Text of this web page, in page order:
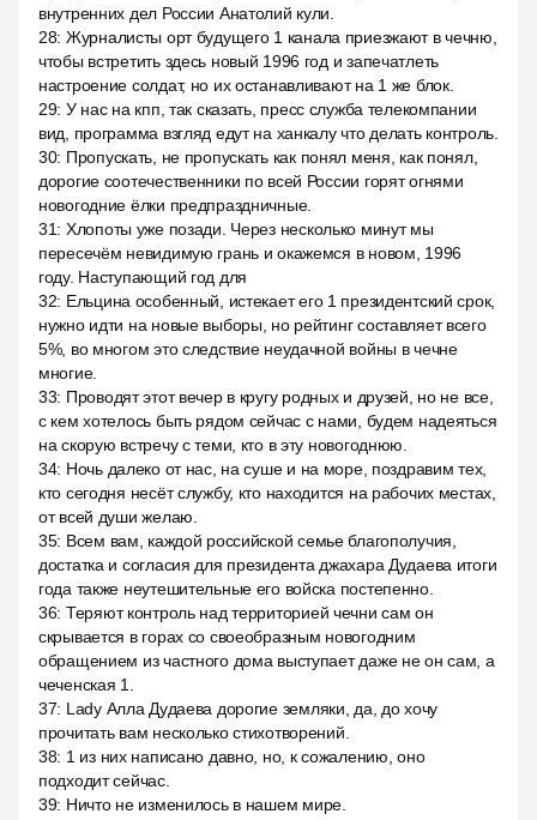
внутренних дел России Анатолий кули.
28: Журналисты орт будущего 1 канала приезжают в чечню,
чтобы встретить здесь новый 1996 год и запечатлеть
настроение солдат, но их останавливают на 1 же блок.
29: У нас на кпп, так сказать, пресс служба телекомпании
вид, программа взгляд едут на ханкалу что делать контроль.
30: Пропускать, не пропускать как понял меня, как понял,
дорогие соотечественники по всей России горят огнями
новогодние ёлки предпраздничные.
31: Хлопоты уже позади. Через несколько минут мы
пересечём невидимую грань и окажемся в новом, 1996
году. Наступающий год для
32: Ельцина особенный, истекает его 1 президентский срок,
нужно идти на новые выборы, но рейтинг составляет всего
5%, во многом это следствие неудачной войны в чечне
многие.
33: Проводят этот вечер в кругу родных и друзей, но не все,
с кем хотелось быть рядом сейчас с нами, будем надеяться
на скорую встречу с теми, кто в эту новогоднюю.
34: Ночь далеко от нас, на суше и на море, поздравим тех,
кто сегодня несёт службу, кто находится на рабочих местах,
от всей души желаю.
35: Всем вам, каждой российской семье благополучия,
достатка и согласия для президента джахара Дудаева итоги
года также неутешительные его войска постепенно.
36: Теряют контроль над территорией чечни сам он
скрывается в горах со своеобразным новогодним
обращением из частного дома выступает даже не он сам, а
чеченская 1.
37: Lady Алла Дудаева дорогие земляки, да, до хочу
прочитать вам несколько стихотворений.
38: 1 из них написано давно, но, к сожалению, оно
подходит сейчас.
39: Ничто не изменилось в нашем мире.